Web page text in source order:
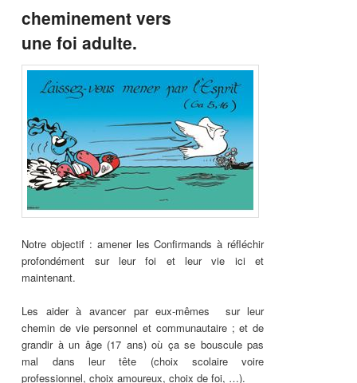
cheminement vers
une foi adulte.
Notre objectif : amener les Confirmands à réfléchir
profondément sur leur foi et leur vie ici et
maintenant.
Les aider à avancer par eux-mêmes sur leur
chemin de vie personnel et communautaire ; et de
grandir à un âge (17 ans) où ça se bouscule pas
mal dans leur tête (choix scolaire voire
professionnel, choix amoureux, choix de foi, …).